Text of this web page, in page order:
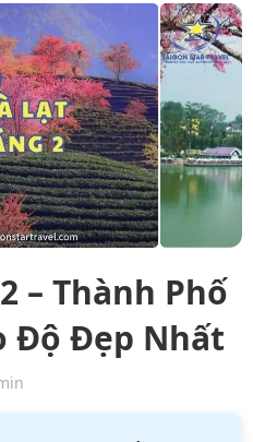
– Thành Phố
Độ Đẹp Nhất